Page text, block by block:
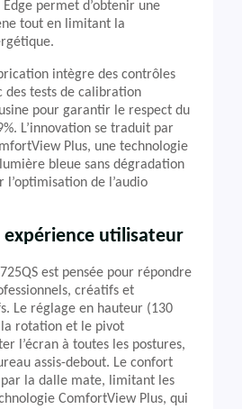
permet d’obtenir une
tout en limitant la
intègre des contrôles
des tests de calibration
pour garantir le respect du
L’innovation se traduit par
Plus, une technologie
bleue sans dégradation
l’optimisation de l’audio
expérience utilisateur
est pensée pour répondre
créatifs et
Le réglage en hauteur (130
rotation et le pivot
l’écran à toutes les postures,
assis-debout. Le confort
la dalle mate, limitant les
ComfortView Plus, qui